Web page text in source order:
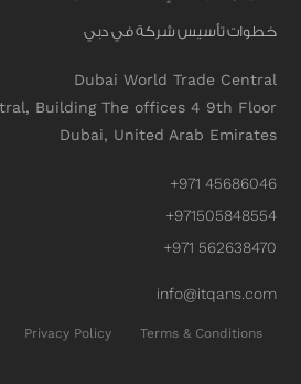
خطوات تأسيس شركة في دبي
Dubai World Trade Central
Building The offices 4 9th Floor
Dubai, United Arab Emirates
+971 45686046
+971505848554
+971 562638470
info@itqans.com
Privacy Policy Terms & Conditions